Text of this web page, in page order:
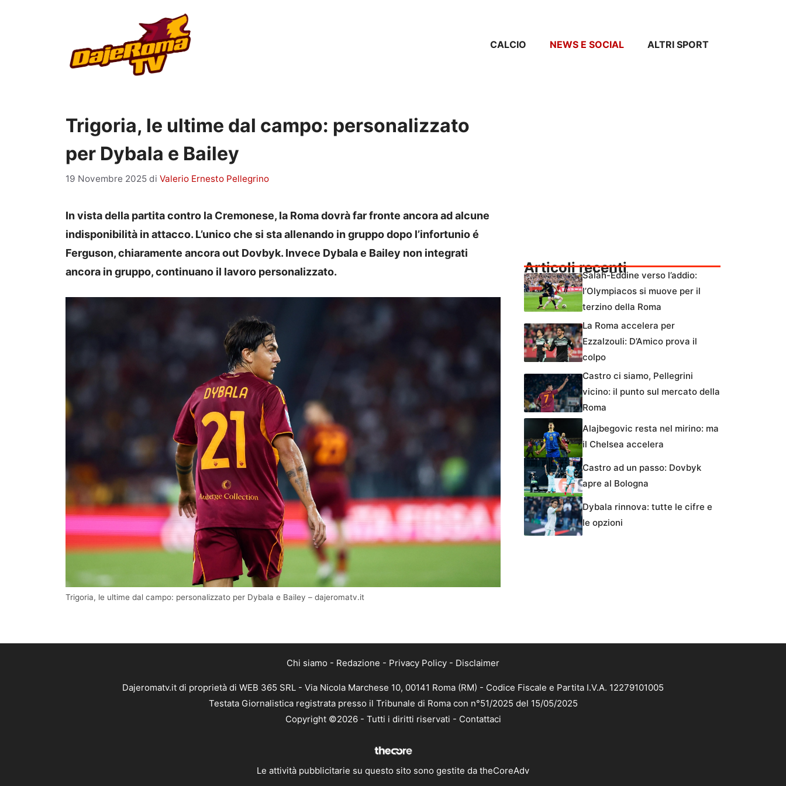
CALCIO NEWS E SOCIAL ALTRI SPORT
Trigoria, le ultime dal campo: personalizzato
per Dybala e Bailey
19 Novembre 2025 di Valerio Ernesto Pellegrino
In vista della partita contro la Cremonese, la Roma dovrà far fronte ancora ad alcune
indisponibilità in attacco. L’unico che si sta allenando in gruppo dopo l’infortunio é
Ferguson, chiaramente ancora out Dovbyk. Invece Dybala e Bailey non integrati
ancora in gruppo, continuano il lavoro personalizzato.
Trigoria, le ultime dal campo: personalizzato per Dybala e Bailey – dajeromatv.it
Articoli recentiSalah-Eddine verso l’addio:
l’Olympiacos si muove per il
terzino della Roma
La Roma accelera per
Ezzalzouli: D’Amico prova il
colpo
Castro ci siamo, Pellegrini
vicino: il punto sul mercato della
Roma
Alajbegovic resta nel mirino: ma
il Chelsea accelera
Castro ad un passo: Dovbyk
apre al Bologna
Dybala rinnova: tutte le cifre e
le opzioni
Chi siamo - Redazione - Privacy Policy - Disclaimer
Dajeromatv.it di proprietà di WEB 365 SRL - Via Nicola Marchese 10, 00141 Roma (RM) - Codice Fiscale e Partita I.V.A. 12279101005
Testata Giornalistica registrata presso il Tribunale di Roma con n°51/2025 del 15/05/2025
Copyright ©2026 - Tutti i diritti riservati - Contattaci
Le attività pubblicitarie su questo sito sono gestite da theCoreAdv